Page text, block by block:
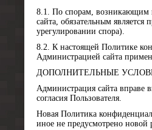
8.1. По спорам, возникающим
сайта, обязательным
урегулировании спора).
8.2. К настоящей Политике
Администрацией сайта
ДОПОЛНИТЕЛЬНЫЕ
Администрация сайта вправе
согласия Пользователя.
Новая Политика
иное не предусмотрено